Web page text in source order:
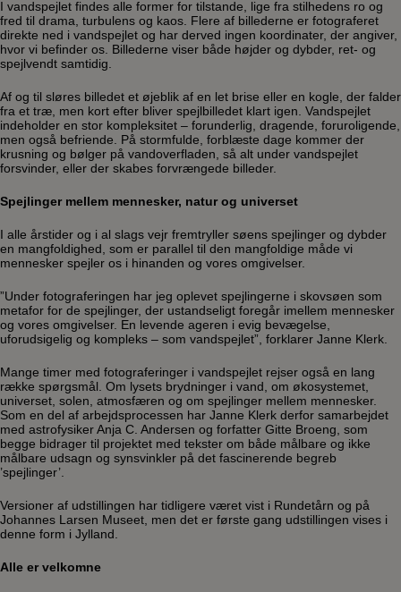
I vandspejlet findes alle former for tilstande, lige fra stilhedens ro og
fred til drama, turbulens og kaos. Flere af billederne er fotograferet
direkte ned i vandspejlet og har derved ingen koordinater, der angiver,
hvor vi befinder os. Billederne viser både højder og dybder, ret- og
spejlvendt samtidig.
Af og til sløres billedet et øjeblik af en let brise eller en kogle, der falder
fra et træ, men kort efter bliver spejlbilledet klart igen. Vandspejlet
indeholder en stor kompleksitet – forunderlig, dragende, foruroligende,
men også befriende. På stormfulde, forblæste dage kommer der
krusning og bølger på vandoverfladen, så alt under vandspejlet
forsvinder, eller der skabes forvrængede billeder.
Spejlinger mellem mennesker, natur og universet
I alle årstider og i al slags vejr fremtryller søens spejlinger og dybder
en mangfoldighed, som er parallel til den mangfoldige måde vi
mennesker spejler os i hinanden og vores omgivelser.
”Under fotograferingen har jeg oplevet spejlingerne i skovsøen som
metafor for de spejlinger, der ustandseligt foregår imellem mennesker
og vores omgivelser. En levende ageren i evig bevægelse,
uforudsigelig og kompleks – som vandspejlet”, forklarer Janne Klerk.
Mange timer med fotograferinger i vandspejlet rejser også en lang
række spørgsmål. Om lysets brydninger i vand, om økosystemet,
universet, solen, atmosfæren og om spejlinger mellem mennesker.
Som en del af arbejdsprocessen har Janne Klerk derfor samarbejdet
med astrofysiker Anja C. Andersen og forfatter Gitte Broeng, som
begge bidrager til projektet med tekster om både målbare og ikke
målbare udsagn og synsvinkler på det fascinerende begreb
’spejlinger’.
Versioner af udstillingen har tidligere været vist i Rundetårn og på
Johannes Larsen Museet, men det er første gang udstillingen vises i
denne form i Jylland.
Alle er velkomne